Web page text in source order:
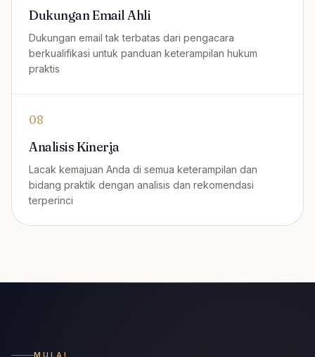
Dukungan Email Ahli
Dukungan email tak terbatas dari pengacara
berkualifikasi untuk panduan keterampilan hukum
praktis
08
Analisis Kinerja
Lacak kemajuan Anda di semua keterampilan dan
bidang praktik dengan analisis dan rekomendasi
terperinci
MULAI